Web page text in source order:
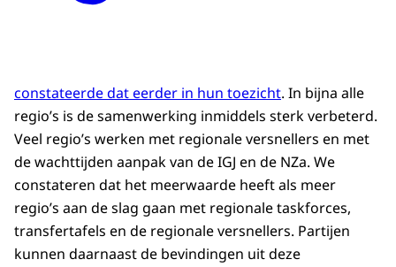
constateerde dat eerder in hun toezicht. In bijna alle
regio’s is de samenwerking inmiddels sterk verbeterd.
Veel regio’s werken met regionale versnellers en met
de wachttijden aanpak van de IGJ en de NZa. We
constateren dat het meerwaarde heeft als meer
regio’s aan de slag gaan met regionale taskforces,
transfertafels en de regionale versnellers. Partijen
kunnen daarnaast de bevindingen uit deze